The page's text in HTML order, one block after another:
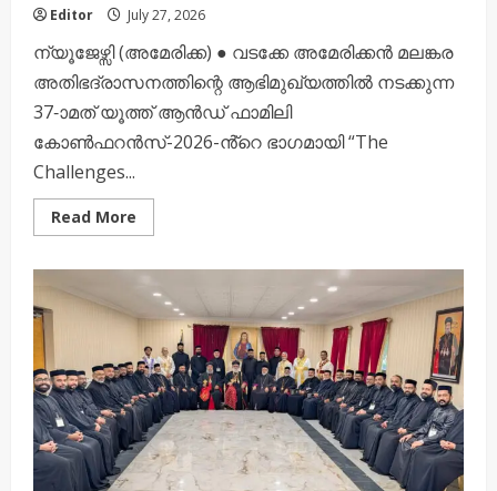
Editor July 27, 2026
ന്യൂജേഴ്സി (അമേരിക്ക) ● വടക്കേ അമേരിക്കൻ മലങ്കര
അതിഭദ്രാസനത്തിന്റെ ആഭിമുഖ്യത്തിൽ നടക്കുന്ന
37-ാമത് യൂത്ത് ആൻഡ് ഫാമിലി
കോൺഫറൻസ്-2026-ൻ്റെ ഭാഗമായി “The
Challenges...
Read More
more
ആരാധനാക്രമത്തിന്റെ
ഭാവി
ചർച്ചയായി;
ശ്രേഷ്ഠ
കാതോലിക്ക
ബാവയുടെ
സാന്നിധ്യത്തിൽ
അന്താരാഷ്ട്ര
പാനൽ
ചർച്ചയും
സെമിനാരി
ഓഫീസ്
ഉദ്ഘാടനവും